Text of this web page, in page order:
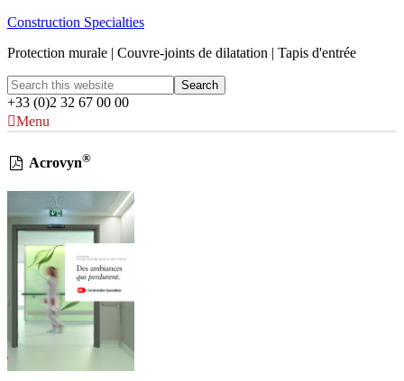
Construction Specialties
Protection murale | Couvre-joints de dilatation | Tapis d'entrée
+33 (0)2 32 67 00 00
Menu
Acrovyn®